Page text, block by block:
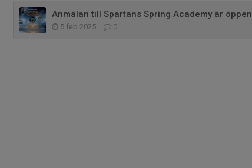
Anmälan till Spartans Spring Academy är öppen
5 feb 2025 0